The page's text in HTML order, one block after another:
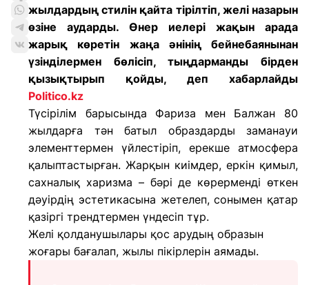
жылдардың стилін қайта тірілтіп, желі назарын
өзіне аударды. Өнер иелері жақын арада
жарық көретін жаңа әнінің бейнебаянынан
үзінділермен бөлісіп, тыңдарманды бірден
қызықтырып қойды, деп хабарлайды
Politico.kz
Түсірілім барысында Фариза мен Балжан 80
жылдарға тән батыл образдарды заманауи
элементтермен үйлестіріп, ерекше атмосфера
қалыптастырған. Жарқын киімдер, еркін қимыл,
сахналық харизма – бәрі де көрерменді өткен
дәуірдің эстетикасына жетелеп, сонымен қатар
қазіргі трендтермен үндесіп тұр.
Желі қолданушылары қос арудың образын
жоғары бағалап, жылы пікірлерін аямады.